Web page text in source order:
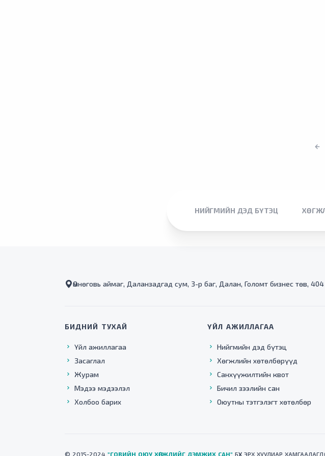
НИЙГМИЙН ДЭД БҮТЭЦ
Өмнөговь аймаг, Даланзадгад сум, 3-р баг, Далан, Голомт бизнес төв,
БИДНИЙ ТУХАЙ
Үйл ажиллагаа
Засаглал
Журам
Мэдээ мэдээлэл
Холбоо барих
ҮЙЛ АЖИЛЛАГАА
Нийгмийн дэд бүтэц
Хөгжлийн хөтөлбөрүүд
Санхүүжилтийн квот
Бичил зээлийн сан
Оюутны тэтгэлэгт хөтөлбөр
© 2015-2024 "ГОВИЙН ОЮУ ХӨГЖЛИЙГ ДЭМЖИХ САН" БҮХ ЭРХ ХУУЛИАР